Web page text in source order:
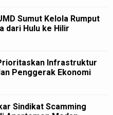
Sumut Kelola Rumput
dari Hulu ke Hilir
Infrastruktur
Penggerak Ekonomi
Sindikat Scamming